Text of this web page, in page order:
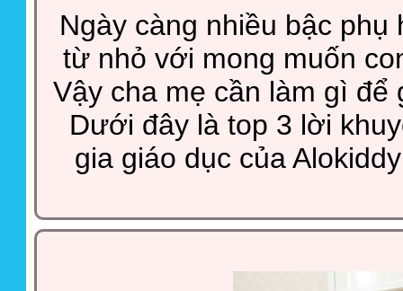
Ngày càng nhiều bậc phụ
từ nhỏ với mong muốn
Vậy cha mẹ cần làm gì để
Dưới đây là top 3 lời
gia giáo dục của